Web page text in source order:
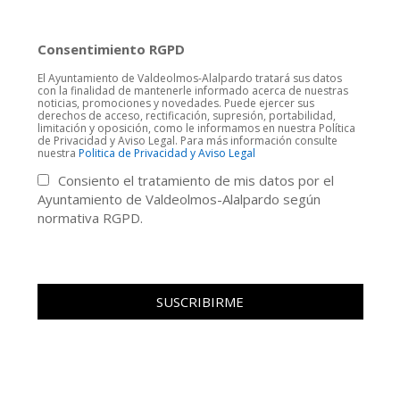
Consentimiento RGPD
El Ayuntamiento de Valdeolmos-Alalpardo tratará sus datos
con la finalidad de mantenerle informado acerca de nuestras
noticias, promociones y novedades. Puede ejercer sus
derechos de acceso, rectificación, supresión, portabilidad,
limitación y oposición, como le informamos en nuestra Política
de Privacidad y Aviso Legal. Para más información consulte
nuestra Politica de Privacidad y Aviso Legal
Consiento el tratamiento de mis datos por el
Ayuntamiento de Valdeolmos-Alalpardo según
normativa RGPD.